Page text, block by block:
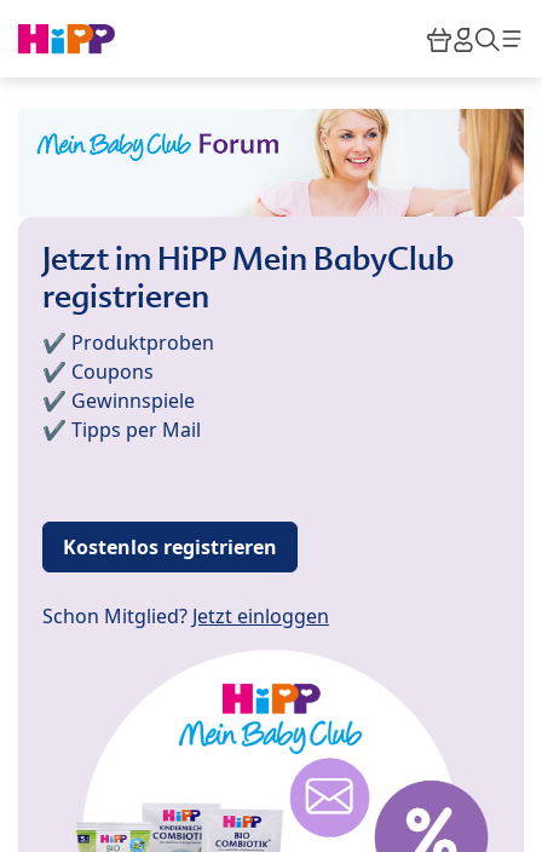
HiPP
Jetzt im HiPP Mein BabyClub
registrieren
✔️ Produktproben
✔️ Coupons
✔️ Gewinnspiele
✔️ Tipps per Mail
Kostenlos registrieren
Schon Mitglied? Jetzt einloggen